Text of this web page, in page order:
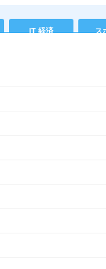
IT 経済 ス